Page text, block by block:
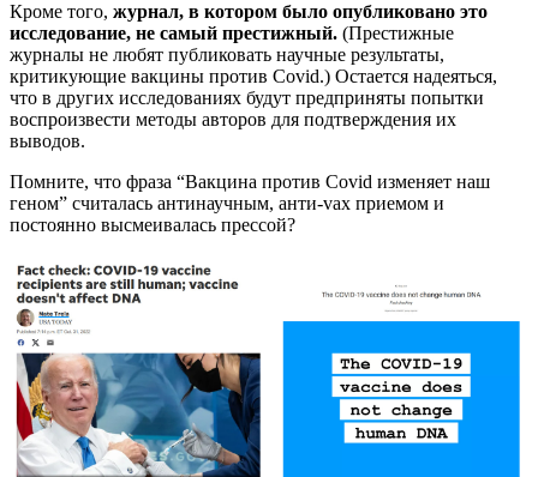
Кроме того, журнал, в котором было опубликовано это
исследование, не самый престижный. (Престижные
журналы не любят публиковать научные результаты,
критикующие вакцины против Covid.) Остается надеяться,
что в других исследованиях будут предприняты попытки
воспроизвести методы авторов для подтверждения их
выводов.
Помните, что фраза “Вакцина против Covid изменяет наш
геном” считалась антинаучным, анти-vax приемом и
постоянно высмеивалась прессой?